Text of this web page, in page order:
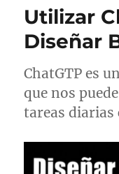
Utilizar
Diseñar
ChatGTP es
que nos
tareas